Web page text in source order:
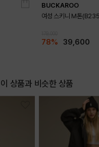
BUCKAROO
여성 스키니 M톤
78% 39,600
이 상품과 비슷한 상품